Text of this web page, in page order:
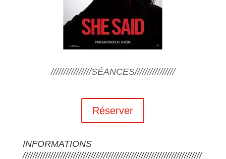
////////////////SÉANCES////////////////
Réserver
INFORMATIONS
///////////////////////////////////////////////////////////////////////